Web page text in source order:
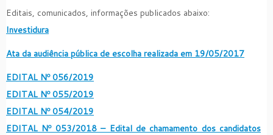
Editais, comunicados, informações publicados abaixo:
Investidura
Ata da audiência pública de escolha realizada em 19/05/2017
EDITAL Nº 056/2019
EDITAL Nº 055/2019
EDITAL Nº 054/2019
EDITAL Nº 053/2018 – Edital de chamamento dos candidatos